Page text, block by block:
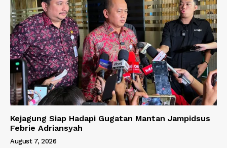
Kejagung Siap Hadapi Gugatan Mantan Jampidsus
Febrie Adriansyah
August 7, 2026